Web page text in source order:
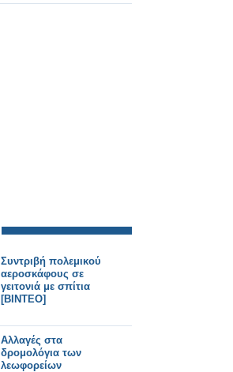
Συντριβή πολεμικού
αεροσκάφους σε
γειτονιά με σπίτια
[ΒΙΝΤΕΟ]
Αλλαγές στα
δρομολόγια των
λεωφορείων